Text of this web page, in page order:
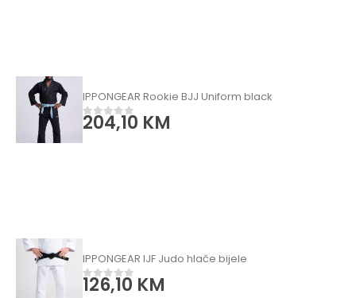
IPPONGEAR Rookie BJJ Uniform black
0od 5
204,10 KM
IPPONGEAR IJF Judo hlače bijele
od 5
126,10 KM